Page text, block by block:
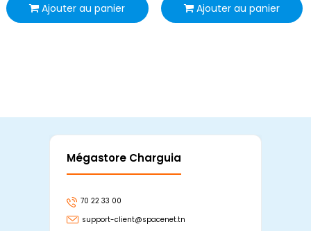
Ajouter au panier Ajouter au panier
Mégastore Charguia
70 22 33 00
support-client@spacenet.tn